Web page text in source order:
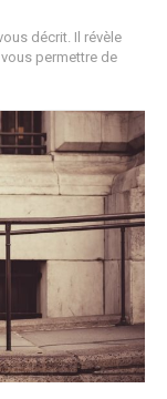
décrit. Il révèle
permettre de